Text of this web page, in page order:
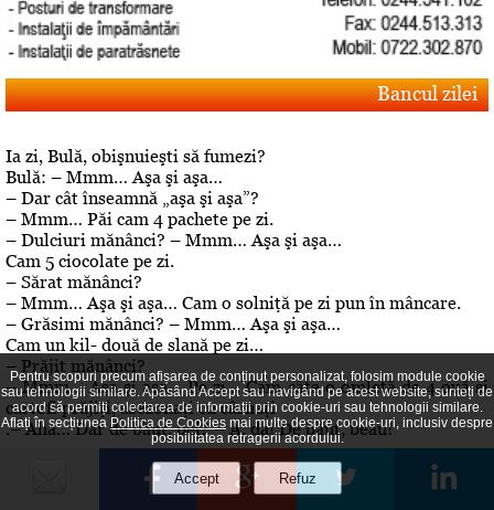
Bancul zilei
Ia zi, Bulă, obişnuieşti să fumezi?
Bulă: – Mmm… Aşa şi aşa…
– Dar cât înseamnă „aşa şi aşa”?
– Mmm… Păi cam 4 pachete pe zi.
– Dulciuri mănânci? – Mmm… Aşa şi aşa…
Cam 5 ciocolate pe zi.
– Sărat mănânci?
– Mmm… Aşa şi aşa… Cam o solniţă pe zi pun în mâncare.
– Grăsimi mănânci? – Mmm… Aşa şi aşa…
Cam un kil- două de slană pe zi…
– Prăjit mănânci?
– Mmm… Aşa şi aşa… Pe zi… Cam câte o omletă de 4 ouă şi
cartofi prăjiţi, asezonaţi cu cârnaţi
.– Aha… Dar de băut, bei? – A, da! De băut, beau!
Editorial
Pentru scopuri precum afișarea de conținut personalizat, folosim module cookie
sau tehnologii similare. Apăsând Accept sau navigând pe acest website, sunteți de
acord să permiți colectarea de informații prin cookie-uri sau tehnologii similare.
Aflați în secțiunea Politica de Cookies mai multe despre cookie-uri, inclusiv despre
posibilitatea retragerii acordului.